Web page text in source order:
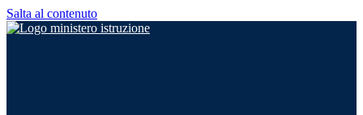
Salta al contenuto